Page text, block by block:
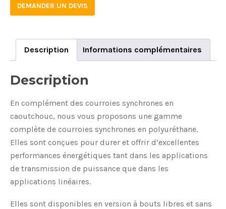
quantity
DEMANDER UN DEVIS
Description Informations complémentaires
Description
En complément des courroies synchrones en
caoutchouc, nous vous proposons une gamme
complète de courroies synchrones en polyuréthane.
Elles sont conçues pour durer et offrir d’excellentes
performances énergétiques tant dans les applications
de transmission de puissance que dans les
applications linéaires.
Elles sont disponibles en version à bouts libres et sans